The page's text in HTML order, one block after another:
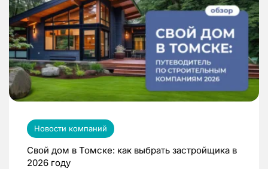
Новости компаний
Свой дом в Томске: как выбрать застройщика в
2026 году